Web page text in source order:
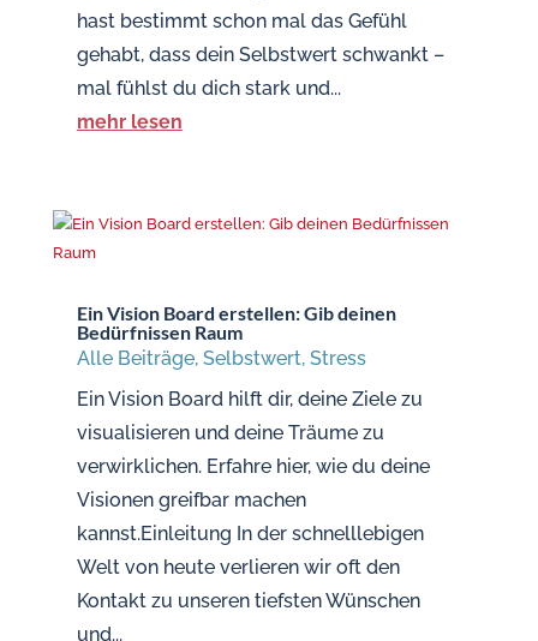
hast bestimmt schon mal das Gefühl
gehabt, dass dein Selbstwert schwankt –
mal fühlst du dich stark und...
mehr lesen
Ein Vision Board erstellen: Gib deinen
Bedürfnissen Raum
Alle Beiträge, Selbstwert, Stress
Ein Vision Board hilft dir, deine Ziele zu
visualisieren und deine Träume zu
verwirklichen. Erfahre hier, wie du deine
Visionen greifbar machen
kannst.Einleitung In der schnelllebigen
Welt von heute verlieren wir oft den
Kontakt zu unseren tiefsten Wünschen
und...